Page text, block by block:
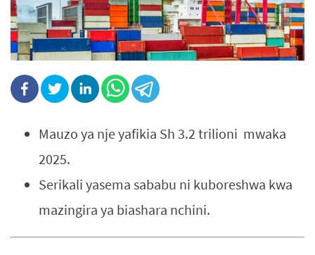
Mauzo ya nje yafikia Sh 3.2 trilioni mwaka
2025.
Serikali yasema sababu ni kuboreshwa kwa
mazingira ya biashara nchini.